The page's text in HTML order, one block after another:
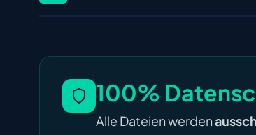
100%
Alle Dateien werden